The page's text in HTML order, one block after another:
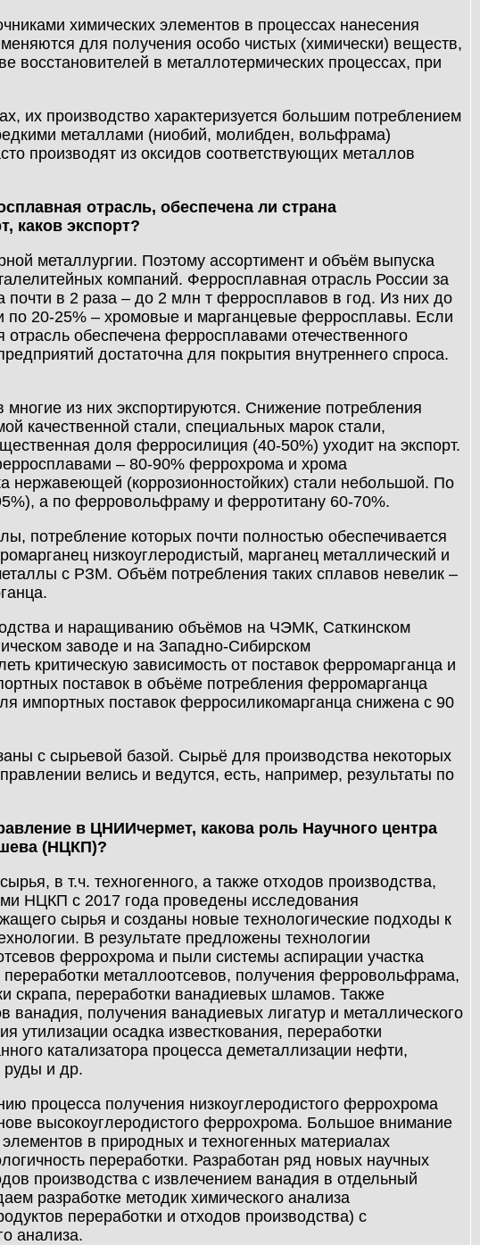
химических элементов в процессах нанесения
для получения особо чистых (химически) веществ,
восстановителей в металлотермических процессах, при
их производство характеризуется большим потреблением
металлами (ниобий, молибден, вольфрама)
производят из оксидов соответствующих металлов
отрасль, обеспечена ли страна
каков экспорт?
металлургии. Поэтому ассортимент и объём выпуска
компаний. Ферросплавная отрасль России за
в 2 раза – до 2 млн т ферросплавов в год. Из них до
20-25% – хромовые и марганцевые ферросплавы. Если
отрасль обеспечена ферросплавами отечественного
достаточна для покрытия внутреннего спроса.
из них экспортируются. Снижение потребления
качественной стали, специальных марок стали,
доля ферросилиция (40-50%) уходит на экспорт.
– 80-90% феррохрома и хрома
нержавеющей (коррозионностойких) стали небольшой. По
а по ферровольфраму и ферротитану 60-70%.
потребление которых почти полностью обеспечивается
низкоуглеродистый, марганец металлический и
с РЗМ. Объём потребления таких сплавов невелик –
и наращиванию объёмов на ЧЭМК, Саткинском
заводе и на Западно-Сибирском
критическую зависимость от поставок ферромарганца и
поставок в объёме потребления ферромарганца
импортных поставок ферросиликомарганца снижена с 90
с сырьевой базой. Сырьё для производства некоторых
велись и ведутся, есть, например, результаты по
в ЦНИИчермет, какова роль Научного центра
(НЦКП)?
в т.ч. техногенного, а также отходов производства,
НЦКП с 2017 года проведены исследования
сырья и созданы новые технологические подходы к
В результате предложены технологии
феррохрома и пыли системы аспирации участка
металлоотсевов, получения ферровольфрама,
скрапа, переработки ванадиевых шламов. Также
ванадия, получения ванадиевых лигатур и металлического
утилизации осадка известкования, переработки
катализатора процесса деметаллизации нефти,
руды и др.
процесса получения низкоуглеродистого феррохрома
высокоуглеродистого феррохрома. Большое внимание
в природных и техногенных материалах
переработки. Разработан ряд новых научных
производства с извлечением ванадия в отдельный
разработке методик химического анализа
переработки и отходов производства) с
анализа.